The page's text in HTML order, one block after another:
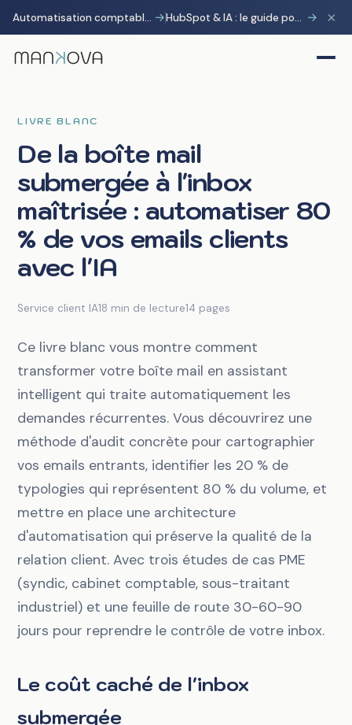
Automatisation comptable avec Pennylane : transformer la charge administrative en avantage stratégique → HubSpot & IA : le guide pour gagner 10 heures par semaine → ×
LIVRE BLANC
De la boîte mail
submergée à l'inbox
maîtrisée : automatiser 80
% de vos emails clients
avec l'IA
Service client IA18 min de lecture14 pages
Ce livre blanc vous montre comment
transformer votre boîte mail en assistant
intelligent qui traite automatiquement les
demandes récurrentes. Vous découvrirez une
méthode d'audit concrète pour cartographier
vos emails entrants, identifier les 20 % de
typologies qui représentent 80 % du volume, et
mettre en place une architecture
d'automatisation qui préserve la qualité de la
relation client. Avec trois études de cas PME
(syndic, cabinet comptable, sous-traitant
industriel) et une feuille de route 30-60-90
jours pour reprendre le contrôle de votre inbox.
Le coût caché de l'inbox
submergée